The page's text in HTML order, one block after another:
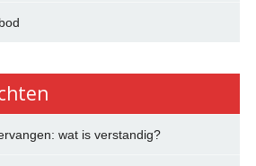
wat is verstandig?